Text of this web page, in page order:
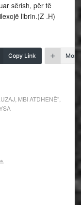
sërish, për të
librin.(Z .H)
Copy Link More
MBI ATDHENË”,